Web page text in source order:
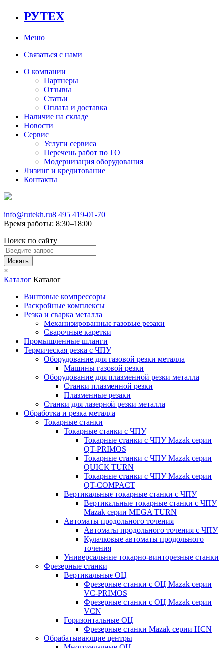
РУТЕХ
Меню
Связаться с нами
О компании
Партнеры
Отзывы
Статьи
Оплата и доставка
Наличие на складе
Новости
Сервис
Услуги сервиса
Перечень работ по ТО
Модернизация оборудования
Лизинг и кредитование
Контакты
info@rutekh.ru8 495 419-01-70
Время работы: 8:30–18:00
Поиск по сайту
Искать
×
Каталог Каталог
Винтовые компрессоры
Раскройные комплексы
Резка и сварка металла
Механизированные газовые резаки
Сварочные каретки
Промышленные шланги
Термическая резка с ЧПУ
Оборудование для газовой резки металла
Машины газовой резки
Оборудование для плазменной резки металла
Станки плазменной резки
Плазменные резаки
Станки для лазерной резки металла
Обработка и резка металла
Токарные станки
Токарные станки с ЧПУ
Токарные станки с ЧПУ Mazak серии
QT-PRIMOS
Токарные станки с ЧПУ Mazak серии
QUICK TURN
Токарные станки с ЧПУ Mazak серии
QT-COMPACT
Вертикальные токарные станки с ЧПУ
Вертикальные токарные станки с ЧПУ
Mazak серии MEGA TURN
Автоматы продольного точения
Автоматы продольного точения с ЧПУ
Кулачковые автоматы продольного
точения
Универсальные токарно-винторезные станки
Фрезерные станки
Вертикальные ОЦ
Фрезерные станки с ОЦ Mazak серии
VC-PRIMOS
Фрезерные станки с ОЦ Mazak серии
VCN
Горизонтальные ОЦ
Фрезерные станки Mazak серии HCN
Обрабатывающие центры